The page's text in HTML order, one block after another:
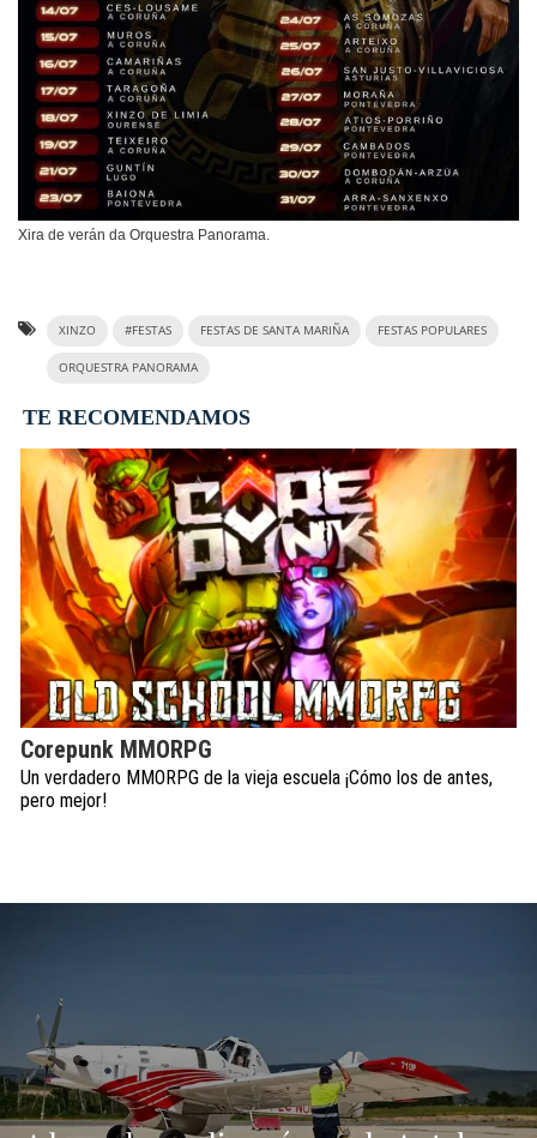
Xira de verán da Orquestra Panorama.
XINZO #FESTAS FESTAS DE SANTA MARIÑA FESTAS POPULARES
ORQUESTRA PANORAMA
TE RECOMENDAMOS
Corepunk MMORPG
Un verdadero MMORPG de la vieja escuela ¡Cómo los de antes,
pero mejor!